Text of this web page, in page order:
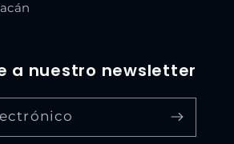
a nuestro newsletter